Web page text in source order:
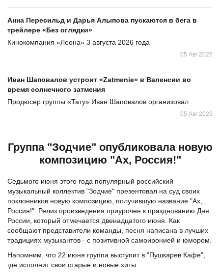
Анна Пересильд и Дарья Алыпова пускаются в бега в
трейлере «Без оглядки»
Кинокомпания «Леона» 3 августа 2026 года
05 Авг 2026
Иван Шаповалов устроит «Zatmenie» в Валенсии во
время солнечного затмения
Продюсер группы «Тату» Иван Шаповалов организовал
05 Авг 2026
Группа "Зодчие" опубликовала новую
композицию "Ах, Россия!"
Седьмого июня этого года популярный российский
музыкальный коллектив "Зодчие" презентовал на суд своих
поклонников новую композицию, получившую название "Ах,
Россия!". Релиз произведения приурочен к празднованию Дня
России, который отмечается двенадцатого июня. Как
сообщают представители команды, песня написана в лучших
традициях музыкантов - с позитивной самоиронией и юмором.
Напомним, что 22 июня группа выступит в "Пушкарев Кафе",
где исполнит свои старые и новые хиты.